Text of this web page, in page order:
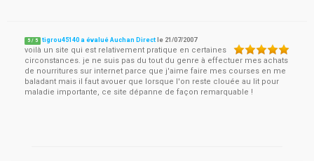
5 / 5 tigrou45140 a évalué Auchan Direct le 21/07/2007
voilà un site qui est relativement pratique en certaines
circonstances. je ne suis pas du tout du genre à effectuer mes achats
de nourritures sur internet parce que j'aime faire mes courses en me
baladant mais il faut avouer que lorsque l'on reste clouée au lit pour
maladie importante, ce site dépanne de façon remarquable !